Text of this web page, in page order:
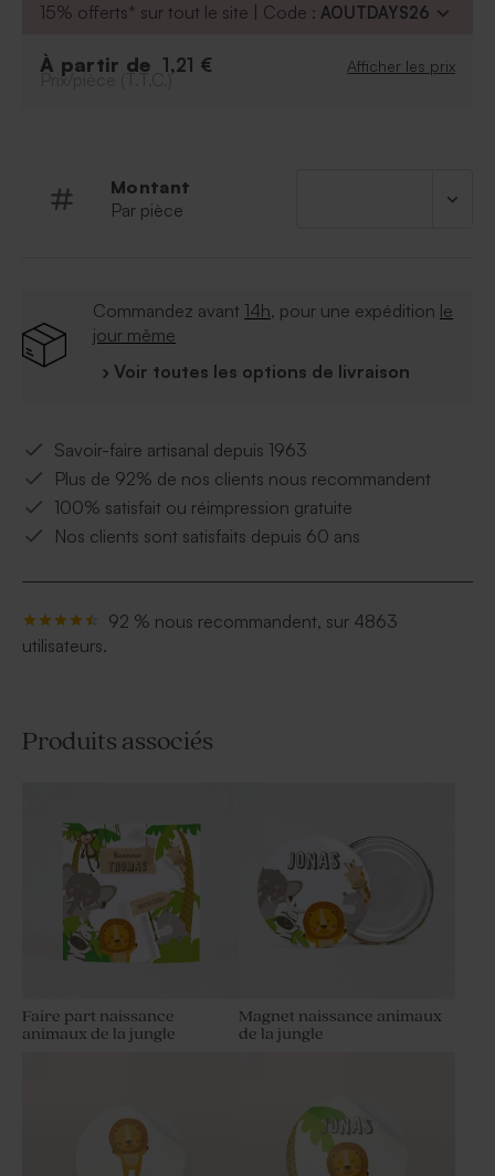
journée avec un beau souvenir. Pour personnaliser cet
c'est simple. Choisissez une jolie police d'écriture et
15% offerts* sur tout le site | Code : AOUTDAYS26
À partir de 1,21 € Afficher les prix
Prix/pièce (T.T.C.)
Montant
Par pièce
Commandez avant 14h, pour une expédition le
jour même
› Voir toutes les options de livraison
Savoir-faire artisanal depuis 1963
Plus de 92% de nos clients nous recommandent
100% satisfait ou réimpression gratuite
Nos clients sont satisfaits depuis 60 ans
92 % nous recommandent, sur 4863
utilisateurs.
Produits associés
Faire part naissance
animaux de la jungle
Magnet naissance animaux
de la jungle